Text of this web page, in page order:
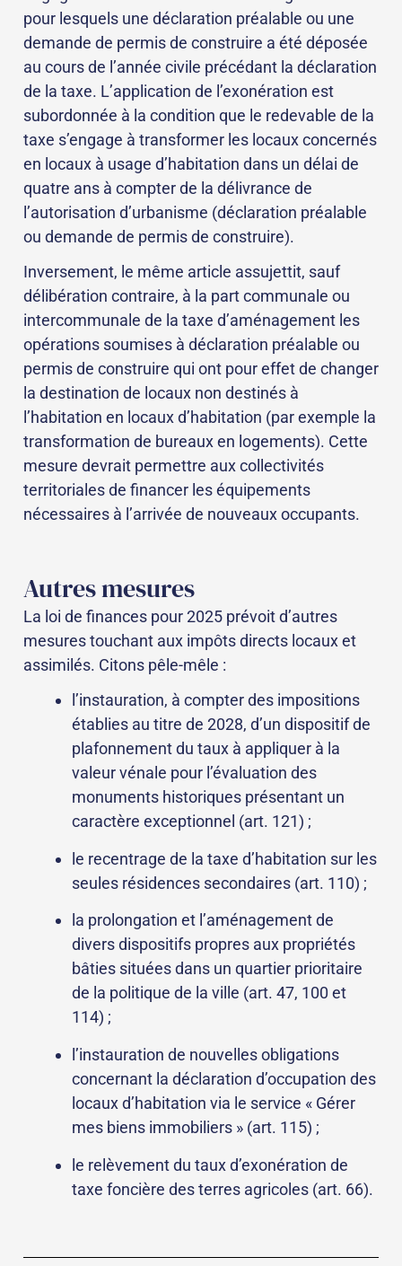
pour lesquels une déclaration préalable ou une
demande de permis de construire a été déposée
au cours de l’année civile précédant la déclaration
de la taxe. L’application de l’exonération est
subordonnée à la condition que le redevable de la
taxe s’engage à transformer les locaux concernés
en locaux à usage d’habitation dans un délai de
quatre ans à compter de la délivrance de
l’autorisation d’urbanisme (déclaration préalable
ou demande de permis de construire).
Inversement, le même article assujettit, sauf
délibération contraire, à la part communale ou
intercommunale de la taxe d’aménagement les
opérations soumises à déclaration préalable ou
permis de construire qui ont pour effet de changer
la destination de locaux non destinés à
l’habitation en locaux d’habitation (par exemple la
transformation de bureaux en logements). Cette
mesure devrait permettre aux collectivités
territoriales de financer les équipements
nécessaires à l’arrivée de nouveaux occupants.
Autres mesures
La loi de finances pour 2025 prévoit d’autres
mesures touchant aux impôts directs locaux et
assimilés. Citons pêle-mêle :
l’instauration, à compter des impositions
établies au titre de 2028, d’un dispositif de
plafonnement du taux à appliquer à la
valeur vénale pour l’évaluation des
monuments historiques présentant un
caractère exceptionnel (art. 121) ;
le recentrage de la taxe d’habitation sur les
seules résidences secondaires (art. 110) ;
la prolongation et l’aménagement de
divers dispositifs propres aux propriétés
bâties situées dans un quartier prioritaire
de la politique de la ville (art. 47, 100 et
114) ;
l’instauration de nouvelles obligations
concernant la déclaration d’occupation des
locaux d’habitation via le service « Gérer
mes biens immobiliers » (art. 115) ;
le relèvement du taux d’exonération de
taxe foncière des terres agricoles (art. 66).